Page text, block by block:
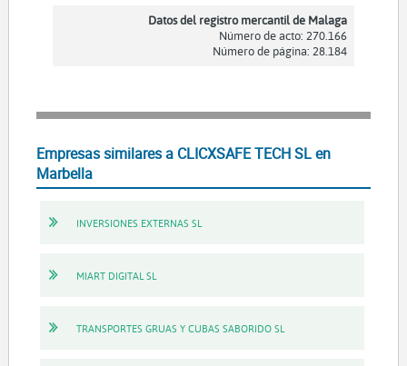
Datos del registro mercantil de Malaga
Número de acto: 270.166
Número de página: 28.184
Empresas similares a CLICXSAFE TECH SL en
Marbella
INVERSIONES EXTERNAS SL
MIART DIGITAL SL
TRANSPORTES GRUAS Y CUBAS SABORIDO SL